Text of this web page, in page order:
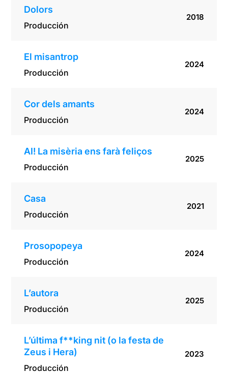
Dolors
Producción
2018
El misantrop
Producción
2024
Cor dels amants
Producción
2024
AI! La misèria ens farà feliços
Producción
2025
Casa
Producción
2021
Prosopopeya
Producción
2024
L’autora
Producción
2025
L’última f**king nit (o la festa de
Zeus i Hera)
Producción
2023